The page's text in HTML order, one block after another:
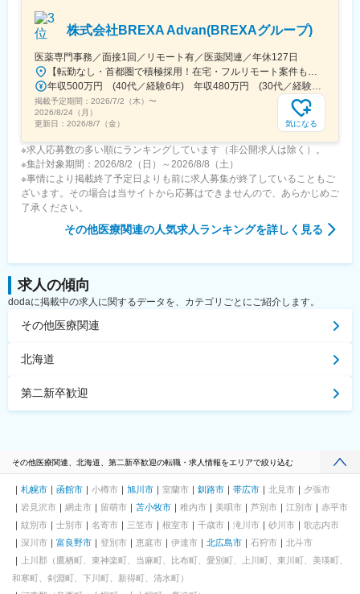
株式会社BREXA Advan(BREXAグループ)
医薬専門事務／面接1回／リモート有／医薬関連／年休127日
【転勤なし・首都圏で積極採用！在宅・フルリモート案件も有り！大手・優良企業が中心♪】■本社／大阪市淀川区宮原3-5-36 新大阪トラストタワー19F変更の範囲、上記を除く当社関連勤務地◆プロジェクト先例東京23区内、横浜、大宮、千葉、その他＜配属先最寄り駅の一例＞飯田橋／日本橋／浜松町／信濃町／四ツ谷／池袋／蒲田 など※過去の配属先は勤務地一覧に記載◆POINT！#大手企業など約300社の取引先あり！（製薬メーカー、製薬関連企業、化粧品関連企業、臨床研究センターなど）#最寄り駅から徒歩5～10分圏内の通いやすいオフィス＃在宅勤務・在宅プロジェクト多数＃定時退社基本＆土日祝休み＃安定性抜群の医療業界で事務として活躍＃未経験入社8割×研修センターで手厚くフォロー＃産育休の取得実績100％#転居を伴う転勤なし※受動喫煙対策：オフィス内禁煙
年収500万円 (40代／経験6年) 年収480万円 (30代／経験4年)
掲載予定期間： 2026/7/2（木） 〜
2026/8/24（月）
更新日： 2026/8/7（金） 気になる
※求人応募数の多い順にランキングしています（非公開求人は除く）。
※集計対象期間：2026/8/2（日）～2026/8/8（土）
※事情により掲載終了予定日よりも前に求人募集が終了していることもご
ざいます。その場合は当サイトから応募はできませんので、あらかじめご
了承ください。
その他医療関連の人気求人ランキングを詳しく見る
求人の傾向
dodaに掲載中の求人に関するデータを、カテゴリごとにご紹介します。
その他医療関連
北海道
第二新卒歓迎
その他医療関連、北海道、第二新卒歓迎の転職・求人情報をエリアで絞り込む
札幌市 函館市 小樽市 旭川市 室蘭市 釧路市 帯広市 北見市
夕張市
岩見沢市
網走市 留萌市 苫小牧市 稚内市 美唄市 芦別市 江別市
赤平市
紋別市
士別市 名寄市 三笠市 根室市 千歳市 滝川市 砂川市
歌志内市
深川市
富良野市 登別市 恵庭市 伊達市 北広島市 石狩市
北斗市
上川郡（鷹栖町、東神楽町、当麻町、比布町、愛別町、上川町、東川町、美瑛町、
和寒町、剣淵町、下川町、新得町、清水町）